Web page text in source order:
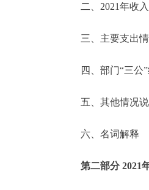
便民服
中介服务
政民互动
二、2021年收入
三、主要支出情
四、部门“三公”
五、其他情况说
六、名词解释
第二部分 2021